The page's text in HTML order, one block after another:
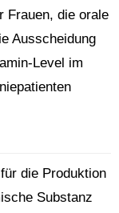
Frauen, die orale
Ausscheidung
Level im
die Produktion
Substanz